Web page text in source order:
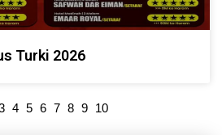
Turki 2026
4 5 6 7 8 9 10